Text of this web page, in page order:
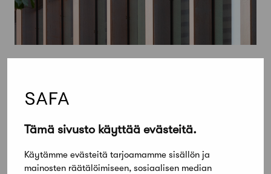
Tämä sivusto käyttää evästeitä.
Käytämme evästeitä tarjoamamme sisällön ja
mainosten räätälöimiseen, sosiaalisen median